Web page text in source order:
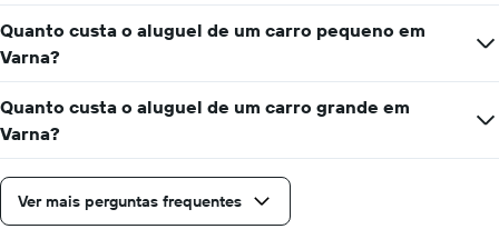
Quanto custa o aluguel de um carro pequeno em
Varna?
Quanto custa o aluguel de um carro grande em
Varna?
Ver mais perguntas frequentes